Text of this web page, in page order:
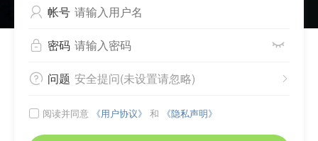
 帐号
 密码 
 问题 
安全提问(未设置请忽略)
 阅读并同意 《用户协议》 和 《隐私声明》